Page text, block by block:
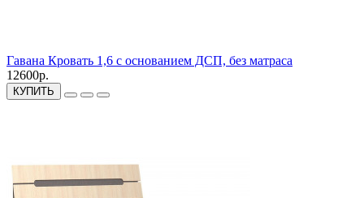
Гавана Кровать 1,6 с основанием ДСП, без матраса
12600р.
КУПИТЬ